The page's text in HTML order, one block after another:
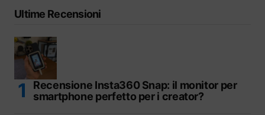
Ultime Recensioni
Recensione Insta360 Snap: il monitor per
smartphone perfetto per i creator?